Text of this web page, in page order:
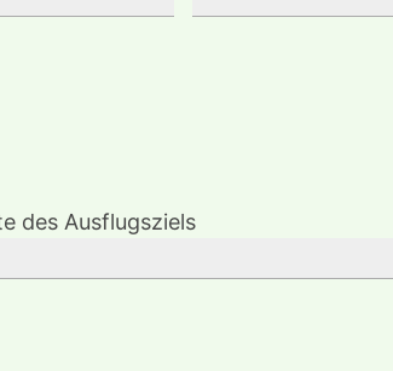
des Ausflugsziels